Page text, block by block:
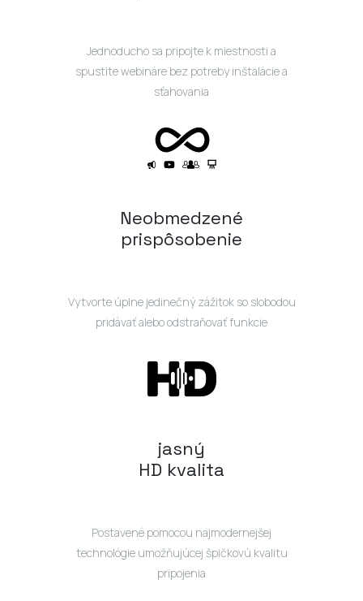
Jednoducho sa pripojte k miestnosti a
spustite webináre bez potreby inštalácie a
sťahovania
Neobmedzené
prispôsobenie
Vytvorte úplne jedinečný zážitok so slobodou
pridávať alebo odstraňovať funkcie
jasný
HD kvalita
Postavené pomocou najmodernejšej
technológie umožňujúcej špičkovú kvalitu
pripojenia